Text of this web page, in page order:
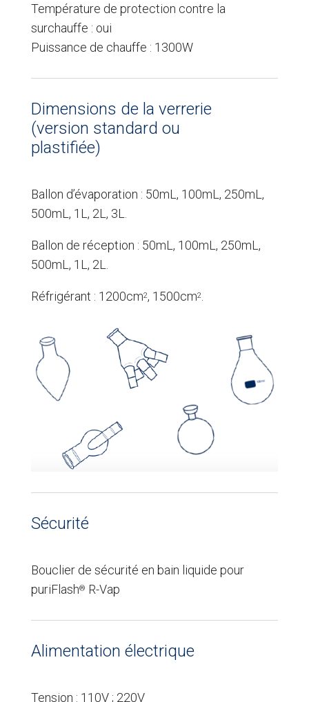
Température de protection contre la
surchauffe : oui
Puissance de chauffe : 1300W
Dimensions de la verrerie
(version standard ou
plastifiée)
Ballon d’évaporation : 50mL, 100mL, 250mL,
500mL, 1L, 2L, 3L.
Ballon de réception : 50mL, 100mL, 250mL,
500mL, 1L, 2L.
Réfrigérant : 1200cm2, 1500cm2.
Sécurité
Bouclier de sécurité en bain liquide pour
puriFlash® R-Vap
Alimentation électrique
Tension : 110V ; 220V